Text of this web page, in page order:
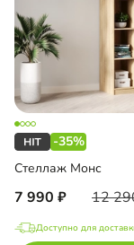
-35%
Стеллаж Монс
7 990 12
Доступно для